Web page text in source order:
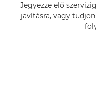
Jegyezze elő
javításra, vagy